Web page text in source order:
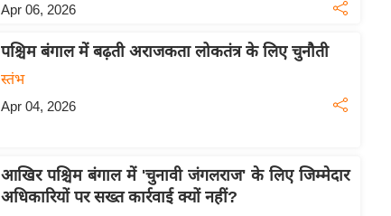
Apr 06, 2026
पश्चिम बंगाल में बढ़ती अराजकता लोकतंत्र के लिए चुनौती
स्तंभ
Apr 04, 2026
आखिर पश्चिम बंगाल में 'चुनावी जंगलराज' के लिए जिम्मेदार
अधिकारियों पर सख्त कार्रवाई क्यों नहीं?